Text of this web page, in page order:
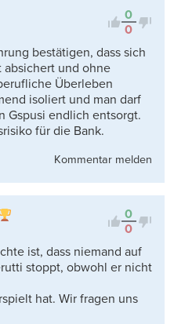
0
0
bestätigen, dass sich
absichert und ohne
Überleben
isoliert und man darf
Gspusi endlich entsorgt.
für die Bank.
Kommentar melden
0
0
ist, dass niemand auf
stoppt, obwohl er nicht
hat. Wir fragen uns